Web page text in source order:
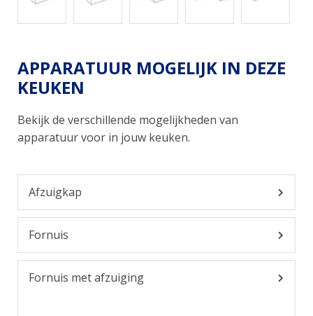
APPARATUUR MOGELIJK IN DEZE
KEUKEN
Bekijk de verschillende mogelijkheden van
apparatuur voor in jouw keuken.
Afzuigkap
Fornuis
Fornuis met afzuiging